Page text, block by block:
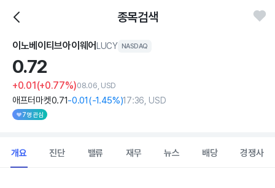
종목검색
이노베이티브아이웨어 LUCY NASDAQ
0.72
+0.01(+0.77%)08.06, USD
애프터마켓0.71-0.01(-1.45%)17:36, USD
7명 관심
개요 진단 밸류 재무 뉴스 배당 경쟁사